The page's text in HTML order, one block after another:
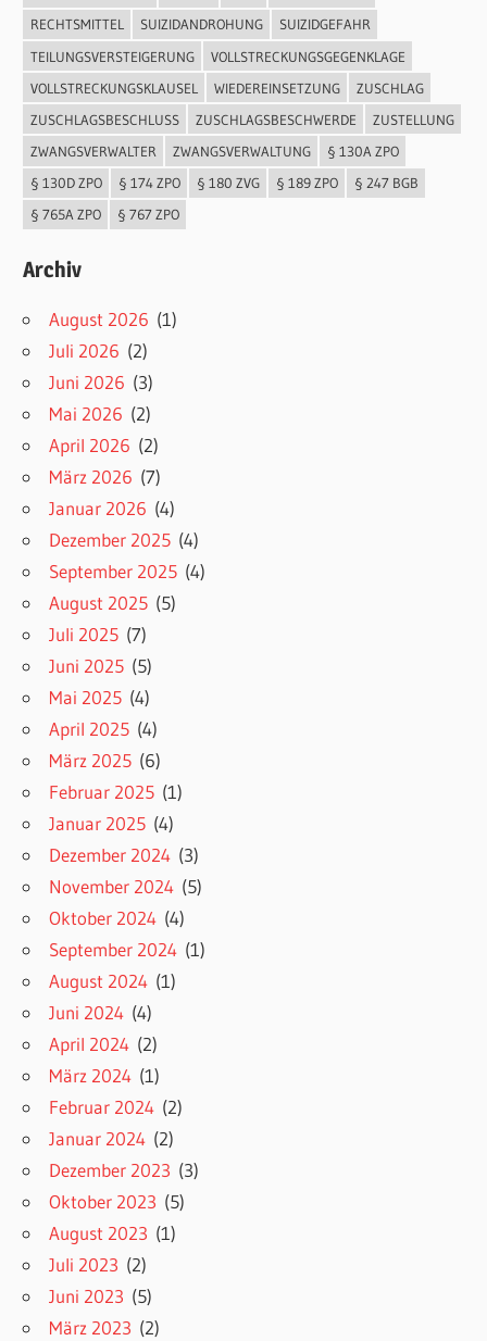
RECHTSMITTEL
SUIZIDANDROHUNG
SUIZIDGEFAHR
TEILUNGSVERSTEIGERUNG
VOLLSTRECKUNGSGEGENKLAGE
VOLLSTRECKUNGSKLAUSEL
WIEDEREINSETZUNG
ZUSCHLAG
ZUSCHLAGSBESCHLUSS
ZUSCHLAGSBESCHWERDE
ZUSTELLUNG
ZWANGSVERWALTER
ZWANGSVERWALTUNG
§ 130A ZPO
§ 130D ZPO
§ 174 ZPO § 180 ZVG § 189 ZPO
§ 247 BGB
§ 765A ZPO
§ 767 ZPO
Archiv
August 2026 (1)
Juli 2026 (2)
Juni 2026 (3)
Mai 2026 (2)
April 2026 (2)
März 2026 (7)
Januar 2026 (4)
Dezember 2025 (4)
September 2025 (4)
August 2025 (5)
Juli 2025 (7)
Juni 2025 (5)
Mai 2025 (4)
April 2025 (4)
März 2025 (6)
Februar 2025 (1)
Januar 2025 (4)
Dezember 2024 (3)
November 2024 (5)
Oktober 2024 (4)
September 2024 (1)
August 2024 (1)
Juni 2024 (4)
April 2024 (2)
März 2024 (1)
Februar 2024 (2)
Januar 2024 (2)
Dezember 2023 (3)
Oktober 2023 (5)
August 2023 (1)
Juli 2023 (2)
Juni 2023 (5)
März 2023 (2)